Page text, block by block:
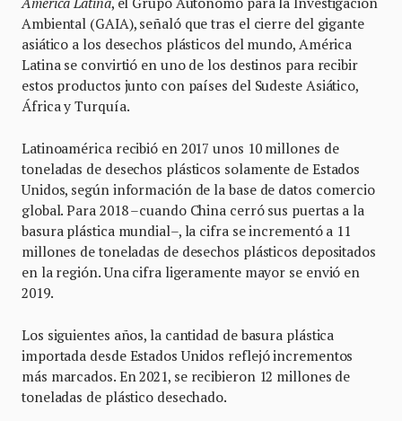
Ambiental (GAIA), señaló que tras el cierre del gigante
asiático a los desechos plásticos del mundo, América
Latina se convirtió en uno de los destinos para recibir
estos productos junto con países del Sudeste Asiático,
África y Turquía.
Latinoamérica recibió en 2017 unos 10 millones de
toneladas de desechos plásticos solamente de Estados
Unidos, según información de la base de datos comercio
global. Para 2018 –cuando China cerró sus puertas a la
basura plástica mundial–, la cifra se incrementó a 11
millones de toneladas de desechos plásticos depositados
en la región. Una cifra ligeramente mayor se envió en
2019.
Los siguientes años, la cantidad de basura plástica
importada desde Estados Unidos reflejó incrementos
más marcados. En 2021, se recibieron 12 millones de
toneladas de plástico desechado.